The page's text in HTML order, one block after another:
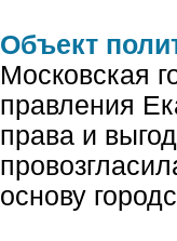
Объект
Московская
правления
права и
основу